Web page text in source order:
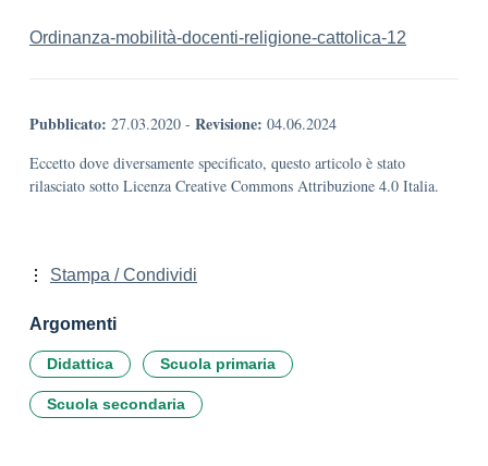
Ordinanza-mobilità-docenti-religione-cattolica-12
Pubblicato: 27.03.2020 - Revisione: 04.06.2024
Eccetto dove diversamente specificato, questo articolo è stato
rilasciato sotto Licenza Creative Commons Attribuzione 4.0 Italia.
Stampa / Condividi
Argomenti
Didattica Scuola primaria
Scuola secondaria